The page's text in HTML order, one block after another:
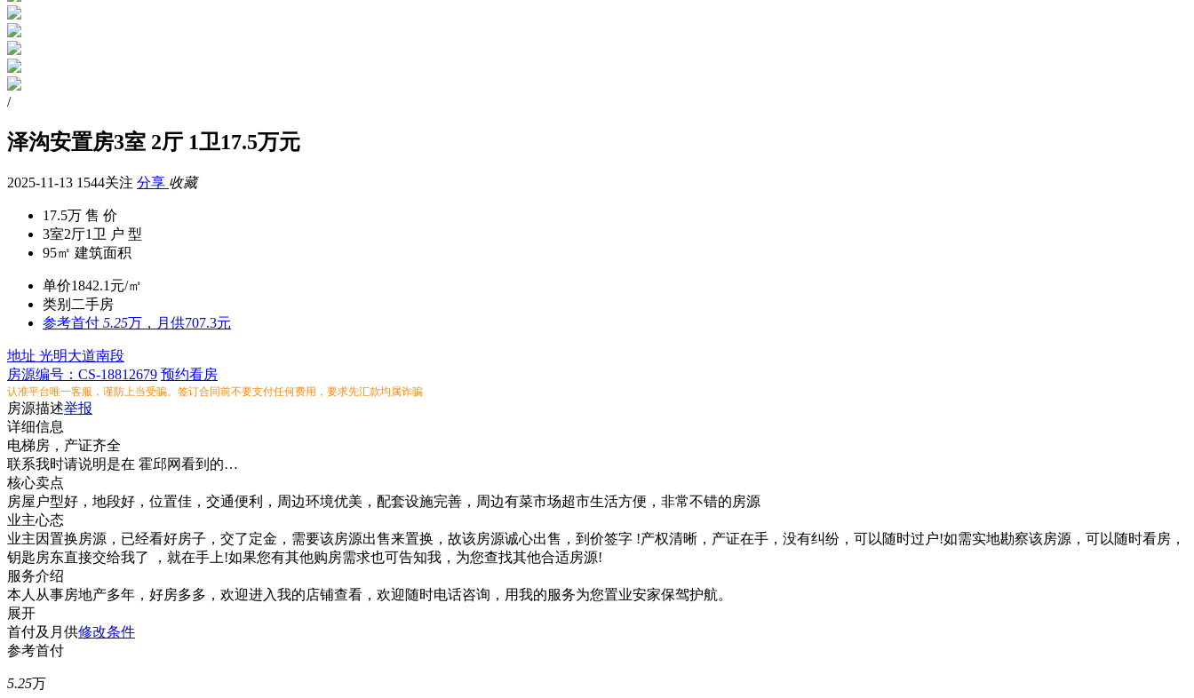
/
泽沟安置房3室 2厅 1卫17.5万元
2025-11-13 1544关注 分享 收藏
17.5万 售 价
3室2厅1卫 户 型
95㎡ 建筑面积
单价1842.1元/㎡
类别 二手房
参考首付 5.25万，月供707.3元
地址 光明大道南段
房源编号：CS-18812679 预约看房
认准平台唯一客服，谨防上当受骗。签订合同前不要支付任何费用，要求先汇款均属诈骗
房源描述举报
详细信息
电梯房，产证齐全
联系我时请说明是在 霍邱网看到的…
核心卖点
房屋户型好，地段好，位置佳，交通便利，周边环境优美，配套设施完善，周边有菜市场超市生活方便，非常不错的房源
业主心态
业主因置换房源，已经看好房子，交了定金，需要该房源出售来置换，故该房源诚心出售，到价签字 !产权清晰，产证在手，没有纠纷，可以随时过户!如需实地勘察该房源，可以随时看房，
钥匙房东直接交给我了 ，就在手上!如果您有其他购房需求也可告知我，为您查找其他合适房源!
服务介绍
本人从事房地产多年，好房多多，欢迎进入我的店铺查看，欢迎随时电话咨询，用我的服务为您置业安家保驾护航。
展开
首付及月供修改条件
参考首付
5.25万